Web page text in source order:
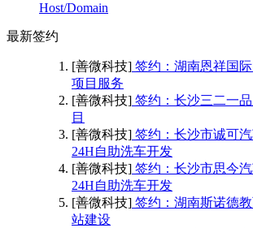
Host/Domain
最新签约
[善微科技] 签约：湖南恩祥国
项目服务
[善微科技] 签约：长沙三二一
目
[善微科技] 签约：长沙市诚可
24H自助洗车开发
[善微科技] 签约：长沙市思今
24H自助洗车开发
[善微科技] 签约：湖南斯诺德
站建设